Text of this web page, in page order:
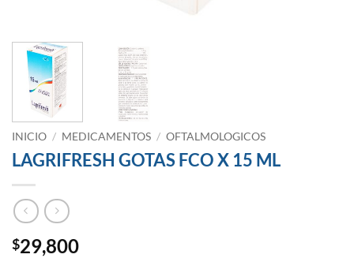
INICIO / MEDICAMENTOS / OFTALMOLOGICOS
LAGRIFRESH GOTAS FCO X 15 ML
$29,800